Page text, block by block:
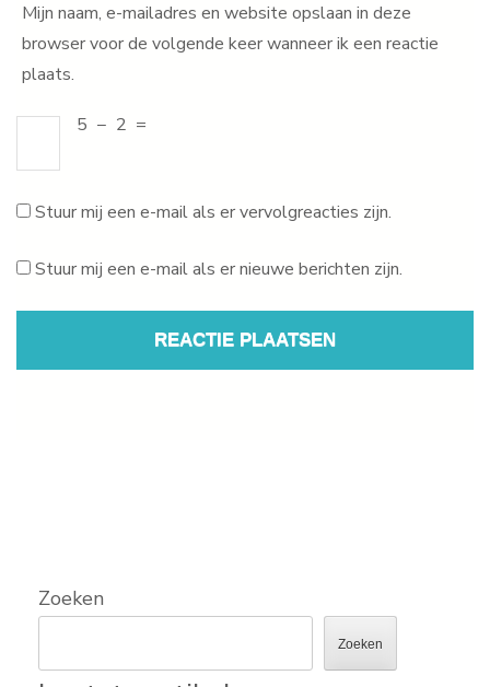
Mijn naam, e-mailadres en website opslaan in deze
browser voor de volgende keer wanneer ik een reactie
plaats.
5 − 2 =
Stuur mij een e-mail als er vervolgreacties zijn.
Stuur mij een e-mail als er nieuwe berichten zijn.
Zoeken
Zoeken